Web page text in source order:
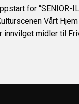
for “SENIOR-
Vårt
innvilget midler til